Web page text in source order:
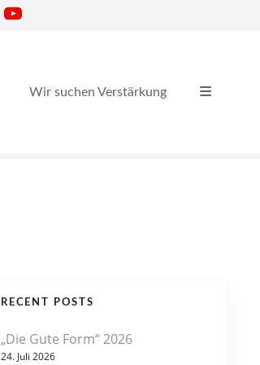
Wir suchen Verstärkung
RECENT POSTS
„Die Gute Form“ 2026
24. Juli 2026